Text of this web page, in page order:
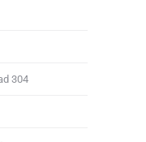
304